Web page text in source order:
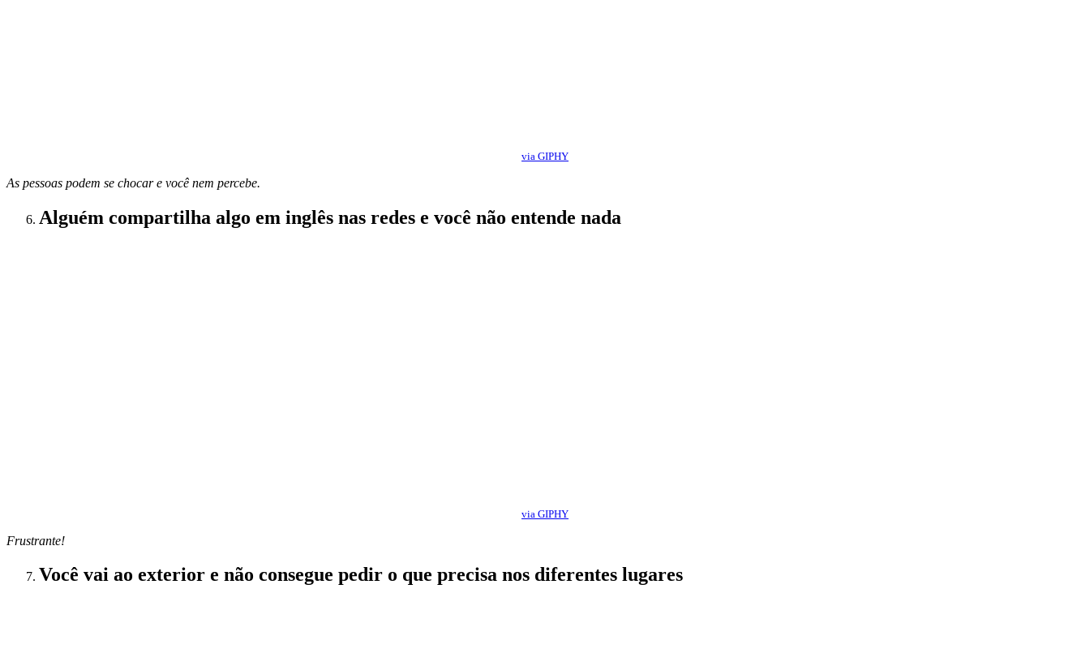
via GIPHY
As pessoas podem se chocar e você nem percebe.
Alguém compartilha algo em inglês nas redes e você não entende nada
via GIPHY
Frustrante!
Você vai ao exterior e não consegue pedir o que precisa nos diferentes lugares